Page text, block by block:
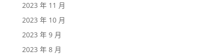
2023 年 11 月
2023 年 10 月
2023 年 9 月
2023 年 8 月